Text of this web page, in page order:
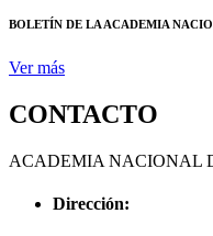
BOLETÍN DE LA ACADEMIA
Ver más
CONTACTO
ACADEMIA NACIONAL
Dirección: